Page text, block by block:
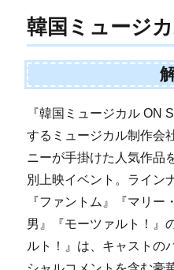
韓国ミュージ
『韓国ミュージカル ON
するミュージカル制作会
ニーが手掛けた人気作品
別上映イベント。ライン
『ファントム』『マリー
男』『モーツァルト！』
ルト！』は、キャストの